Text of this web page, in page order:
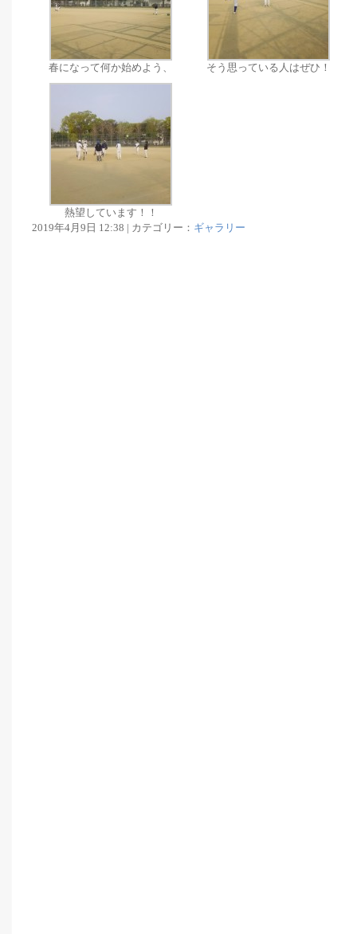
春になって何か始めよう、 そう思っている人はぜひ！
熱望しています！！
2019年4月9日 12:38 | カテゴリー： ギャラリー